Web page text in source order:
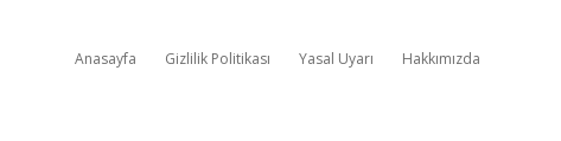
Anasayfa Gizlilik Politikası Yasal Uyarı Hakkımızda